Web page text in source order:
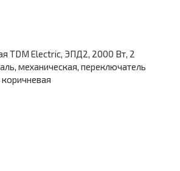
TDM Electric, ЭПД2, 2000 Вт, 2
механическая, переключатель